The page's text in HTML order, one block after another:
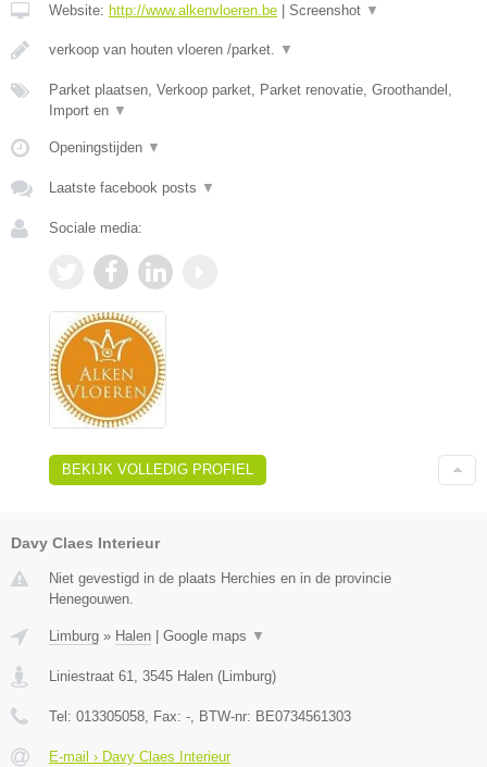
Website: http://www.alkenvloeren.be Screenshot ▼
verkoop van houten vloeren /parket. ▼
Parket plaatsen, Verkoop parket, Parket renovatie, Groothandel,
Import en ▼
Openingstijden ▼
Laatste facebook posts ▼
Sociale media:
BEKIJK VOLLEDIG PROFIEL
Davy Claes Interieur
Niet gevestigd in de plaats Herchies en in de provincie
Henegouwen.
Limburg » Halen Google maps ▼
Liniestraat 61, 3545 Halen (Limburg)
Tel: 013305058, Fax: -, BTW-nr: BE0734561303
E-mail › Davy Claes Interieur